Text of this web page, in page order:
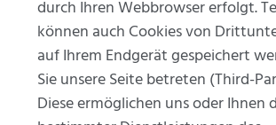
durch Ihren Webbrowser erfolgt.
können auch Cookies von
auf Ihrem Endgerät gespeichert
Sie unsere Seite betreten (Third-
Diese ermöglichen uns oder Ihnen